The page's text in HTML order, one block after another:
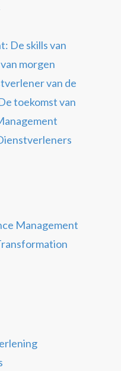
De skills van
morgen
van de
toekomst van
Management